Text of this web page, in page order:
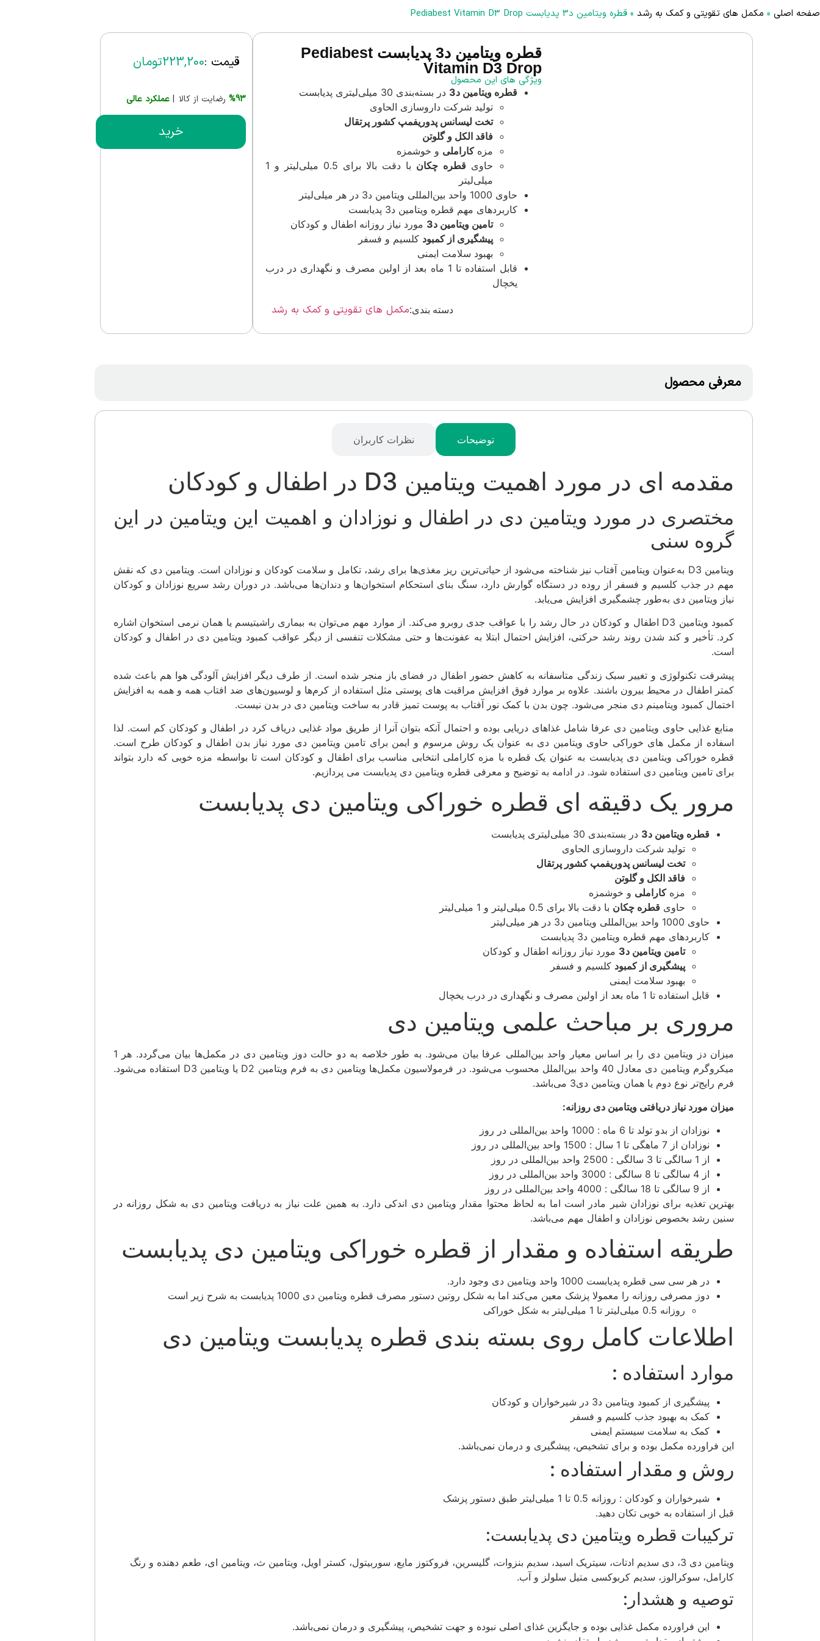
صفحه اصلی » مکمل های تقویتی و کمک به رشد » قطره ویتامین د3 پدیابست Pediabest Vitamin D3 Drop
قطره ویتامین د3 پدیابست Pediabest
Vitamin D3 Drop
ویژگی های این محصول
قطره ویتامین د3
در بسته‌بندی 30 میلی‌لیتری پدیابست
تولید شرکت داروسازی الحاوی
تخت لیسانس پدوریفمپ کشور پرتقال
فاقد الکل و گلوتن
مزهکاراملی و خوشمزه
حاویقطره چکان
با دقت بالا برای 0.5 میلی‌لیتر و 1
میلی‌لیتر
حاوی 1000 واحد بین‌المللی ویتامین د3 در هر میلی‌لیتر
کاربردهای مهم قطره ویتامین د3 پدیابست
تامین ویتامین د3
مورد نیاز روزانه اطفال و کودکان
پیشگیری از کمبود کلسیم و فسفر
بهبود سلامت ایمنی
قابل استفاده تا 1 ماه بعد از اولین مصرف و نگهداری در درب
یخچال
مکمل های تقویتی و کمک به رشددسته بندی:
قیمت :223,200تومان
%93 رضایت از کالا | عملکرد عالی
خرید
معرفی محصول
توضیحات نظرات کاربران
مقدمه ای در مورد اهمیت ویتامین D3 در اطفال و کودکان
مختصری در مورد ویتامین دی در اطفال و نوزادان و اهمیت این ویتامین در این
گروه سنی
ویتامین D3 به‌عنوان ویتامین آفتاب نیز شناخته می‌شود از حیاتی‌ترین ریز مغذی‌ها برای رشد، تکامل و سلامت کودکان و نوزادان است. ویتامین دی که نقش
مهم در جذب کلسیم و فسفر از روده در دستگاه گوارش دارد، سنگ بنای استحکام استخوان‌ها و دندان‌ها می‌باشد. در دوران رشد سریع نوزادان و کودکان
نیاز ویتامین دی به‌طور چشمگیری افزایش می‌یابد.
کمبود ویتامین D3 اطفال و کودکان در حال رشد را با عواقب جدی روبرو می‌کند. از موارد مهم می‌توان به بیماری راشیتیسم یا همان نرمی استخوان اشاره
کرد. تأخیر و کند شدن روند رشد حرکتی، افزایش احتمال ابتلا به عفونت‌ها و حتی مشکلات تنفسی از دیگر عواقب کمبود ویتامین دی در اطفال و کودکان
است.
پیشرفت تکنولوژی و تغییر سبک زندگی متاسفانه به کاهش حضور اطفال در فضای باز منجر شده است. از طرف دیگر افزایش آلودگی هوا هم باعث شده
کمتر اطفال در محیط بیرون باشند. علاوه بر موارد فوق افزایش مراقبت های پوستی مثل استفاده از کرم‌ها و لوسیون‌های ضد افتاب همه و همه به افزایش
اختمال کمبود ویتامینم دی منجر می‌شود. چون بدن با کمک نور آفتاب به پوست تمیز قادر به ساخت ویتامین دی در بدن نیست.
منابع غذایی حاوی ویتامین دی عرفا شامل غذاهای دریایی بوده و احتمال آنکه بتوان آنرا از طریق مواد غذایی دریاف کرد در اطفال و کودکان کم است. لذا
اسفاده از مکمل های خوراکی حاوی ویتامین دی به عنوان یک روش مرسوم و ایمن برای تامین ویتامین دی مورد نیاز بدن اطفال و کودکان طرح است.
قطره خوراکی ویتامین دی پدیابست به عنوان یک قطره با مزه کاراملی انتخابی مناسب برای اطفال و کودکان است تا بواسطه مزه خوبی که دارد بتواند
برای تامین ویتامین دی استفاده شود. در ادامه به توضیح و معرفی قطره ویتامین دی پدیابست می پردازیم.
مرور یک دقیقه ای قطره خوراکی ویتامین دی پدیابست
قطره ویتامین د3
در بسته‌بندی 30 میلی‌لیتری پدیابست
تولید شرکت داروسازی الحاوی
تخت لیسانس پدوریفمپ کشور پرتقال
فاقد الکل و گلوتن
مزهکاراملی و خوشمزه
حاوی قطره چکان با دقت بالا برای 0.5 میلی‌لیتر و 1 میلی‌لیتر
حاوی 1000 واحد بین‌المللی ویتامین د3 در هر میلی‌لیتر
کاربردهای مهم قطره ویتامین د3 پدیابست
تامین ویتامین د3
مورد نیاز روزانه اطفال و کودکان
پیشگیری از کمبود کلسیم و فسفر
بهبود سلامت ایمنی
قابل استفاده تا 1 ماه بعد از اولین مصرف و نگهداری در درب یخچال
مروری بر مباحث علمی ویتامین دی
میزان دز ویتامین دی را بر اساس معیار واحد بین‌المللی عرفا بیان می‌شود. به طور خلاصه به دو حالت دوز ویتامین دی در مکمل‌ها بیان می‌گردد. هر 1
میکروگرم ویتامین دی معادل 40 واحد بین‌الملل محسوب می‌شود. در فرمولاسیون مکمل‌ها ویتامین دی به فرم ویتامین D2 یا ویتامین D3 استفاده می‌شود.
فرم رایج‌تر نوع دوم یا همان ویتامین دی3 می‌باشد.
میزان مورد نیاز دریافتی ویتامین دی روزانه:
نوزادان از بدو تولد تا 6 ماه : 1000 واحد بین‌المللی در روز
نوزادان از 7 ماهگی تا 1 سال : 1500 واحد بین‌المللی در روز
از 1 سالگی تا 3 سالگی : 2500 واحد بین‌المللی در روز
از 4 سالگی تا 8 سالگی : 3000 واحد بین‌المللی در روز
از 9 سالگی تا 18 سالگی : 4000 واحد بین‌المللی در روز
بهترین تغذیه برای نوزادان شیر مادر است اما به لحاظ محتوا مقدار ویتامین دی اندکی دارد. به همین علت نیاز به دریافت ویتامین دی به شکل روزانه در
سنین رشد بخصوص نوزادان و اطفال مهم می‌باشد.
طریقه استفاده و مقدار از قطره خوراکی ویتامین دی پدیابست
در هر سی سی قطره پدیابست 1000 واحد ویتامین دی وجود دارد.
دوز مصرفی روزانه را معمولا پزشک معین می‌کند اما به شکل روتین دستور مصرف قطره ویتامین دی 1000 پدیابست به شرح زیر است
روزانه 0.5 میلی‌لیتر تا 1 میلی‌لیتر به شکل خوراکی
اطلاعات کامل روی بسته بندی قطره پدیابست ویتامین دی
موارد استفاده :
پیشگیری از کمبود ویتامین د3 در شیرخواران و کودکان
کمک به بهبود جذب کلسیم و فسفر
کمک به سلامت سیستم ایمنی
این فراورده مکمل بوده و برای تشخیص، پیشگیری و درمان نمی‌باشد.
روش و مقدار استفاده :
شیرخواران و کودکان : روزانه 0.5 تا 1 میلی‌لیتر طبق دستور پزشک
قبل از استفاده به خوبی تکان دهید.
ترکیبات قطره ویتامین دی پدیابست:
ویتامین دی 3، دی سدیم ادتات، سیتریک اسید، سدیم بنزوات، گلیسرین، فروکتوز مایع، سوربیتول، کستر اویل، ویتامین ث، ویتامین ای، طعم دهنده و رنگ
کارامل، سوکرالوز، سدیم کربوکسی متیل سلولز و آب.
توصیه و هشدار:
این فراورده مکمل غذایی بوده و جایگزین غذای اصلی نبوده و جهت تشخیص، پیشگیری و درمان نمی‌باشد.